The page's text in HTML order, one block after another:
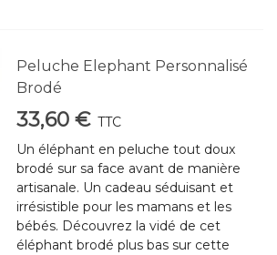
Peluche Elephant Personnalisé
Brodé
33,60 € TTC
Un éléphant en peluche tout doux
brodé sur sa face avant de manière
artisanale. Un cadeau séduisant et
irrésistible pour les mamans et les
bébés. Découvrez la vidé de cet
éléphant brodé plus bas sur cette